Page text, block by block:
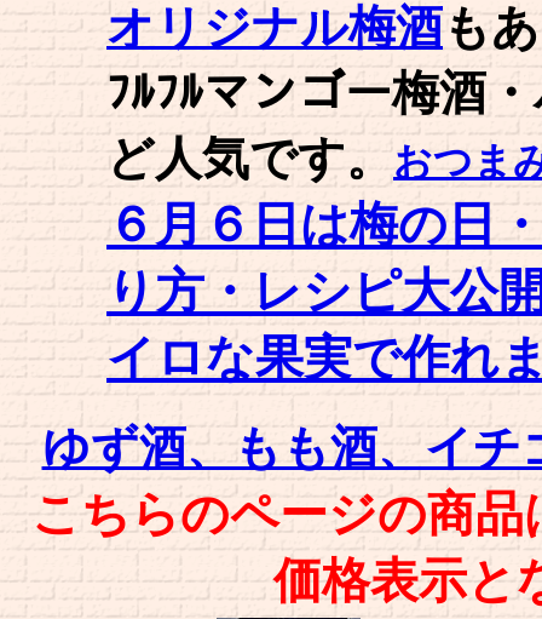
オリジナル梅酒も
ﾌﾙﾌﾙマンゴー梅酒
ど人気です。おつま
６月６日は梅の日
り方・レシピ大公
イロな果実で作れ
ゆず酒、もも酒、イ
こちらのページの商品
価格表示と